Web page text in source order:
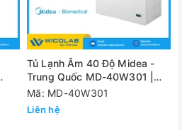
Tủ Lạnh Âm 40 Độ Midea -
Trung Quốc MD-40W301 |
301 Lít
Mã: MD-40W301
Liên hệ